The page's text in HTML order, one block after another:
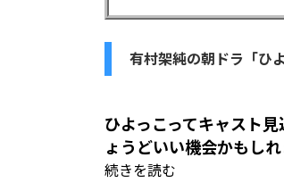
有村架純の朝ドラ「ひ
ひよっこってキャスト
ょうどいい機会かもし
続きを読む